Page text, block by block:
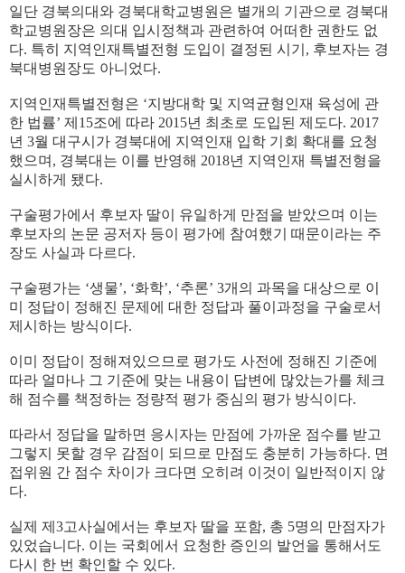
일단 경북의대와 경북대학교병원은 별개의 기관으로 경북대
학교병원장은 의대 입시정책과 관련하여 어떠한 권한도 없
다. 특히 지역인재특별전형 도입이 결정된 시기, 후보자는 경
북대병원장도 아니었다.
지역인재특별전형은 ‘지방대학 및 지역균형인재 육성에 관
한 법률’ 제15조에 따라 2015년 최초로 도입된 제도다. 2017
년 3월 대구시가 경북대에 지역인재 입학 기회 확대를 요청
했으며, 경북대는 이를 반영해 2018년 지역인재 특별전형을
실시하게 됐다.
구술평가에서 후보자 딸이 유일하게 만점을 받았으며 이는
후보자의 논문 공저자 등이 평가에 참여했기 때문이라는 주
장도 사실과 다르다.
구술평가는 ‘생물’, ‘화학’, ‘추론’ 3개의 과목을 대상으로 이
미 정답이 정해진 문제에 대한 정답과 풀이과정을 구술로서
제시하는 방식이다.
이미 정답이 정해져있으므로 평가도 사전에 정해진 기준에
따라 얼마나 그 기준에 맞는 내용이 답변에 많았는가를 체크
해 점수를 책정하는 정량적 평가 중심의 평가 방식이다.
따라서 정답을 말하면 응시자는 만점에 가까운 점수를 받고
그렇지 못할 경우 감점이 되므로 만점도 충분히 가능하다. 면
접위원 간 점수 차이가 크다면 오히려 이것이 일반적이지 않
다.
실제 제3고사실에서는 후보자 딸을 포함, 총 5명의 만점자가
있었습니다. 이는 국회에서 요청한 증인의 발언을 통해서도
다시 한 번 확인할 수 있다.